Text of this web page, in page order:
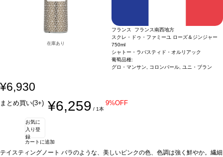
在庫あり
フランス フランス南西地方
スクレ・ドゥ・ファミーユ ローズ＆ジンジャー
750ml
シャトー・ラバスティド・オルリアック
葡萄品種:
グロ・マンサン, コロンバール, ユニ・ブラン
¥6,930
まとめ買い(3+) ¥6,259 / 1本
9%OFF
お気に
入り登
録
カートに追加
テイスティングノート バラのような、美しいピンクの色、色調は強く鮮やか。繊細